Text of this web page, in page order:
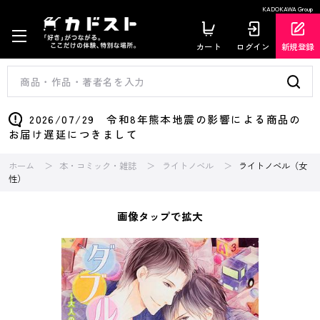
KADOKAWA Group
カート ログイン 新規登録
2026/07/29 令和8年熊本地震の影響による商品の
お届け遅延につきまして
ホーム 本・コミック・雑誌 ライトノベル
ライトノベル（女
性）
画像タップで拡大